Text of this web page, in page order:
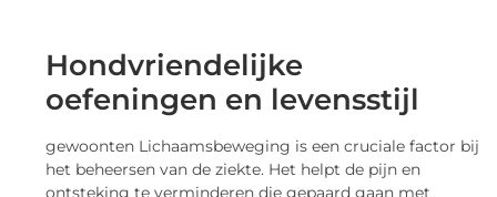
Hondvriendelijke
oefeningen en levensstijl
gewoonten Lichaamsbeweging is een cruciale factor bij
het beheersen van de ziekte. Het helpt de pijn en
ontsteking te verminderen die gepaard gaan met